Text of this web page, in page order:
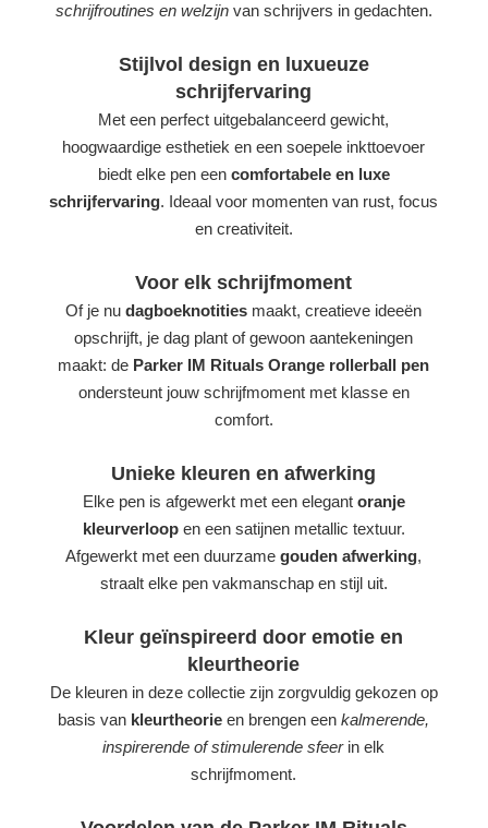
schrijfroutines en welzijnvan schrijvers in gedachten.
Stijlvol design en luxueuze
schrijfervaring
Met een perfect uitgebalanceerd gewicht,
hoogwaardige esthetiek en een soepele inkttoevoer
biedt elke pen een comfortabele en luxe
schrijfervaring. Ideaal voor momenten van rust, focus
en creativiteit.
Voor elk schrijfmoment
Of je nudagboeknotities maakt, creatieve ideeën
opschrijft, je dag plant of gewoon aantekeningen
maakt: de Parker IM Rituals Orange rollerball pen
ondersteunt jouw schrijfmoment met klasse en
comfort.
Unieke kleuren en afwerking
Elke pen is afgewerkt met een elegant oranje
kleurverloopen een satijnen metallic textuur.
Afgewerkt met een duurzamegouden afwerking,
straalt elke pen vakmanschap en stijl uit.
Kleur geïnspireerd door emotie en
kleurtheorie
De kleuren in deze collectie zijn zorgvuldig gekozen op
basis van kleurtheorie en brengen eenkalmerende,
inspirerende of stimulerende sfeerin elk
schrijfmoment.